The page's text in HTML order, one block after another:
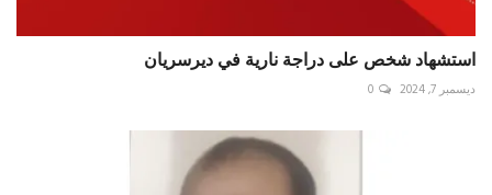
استشهاد شخص على دراجة نارية في ديرسريان
ديسمبر 7, 2024 0